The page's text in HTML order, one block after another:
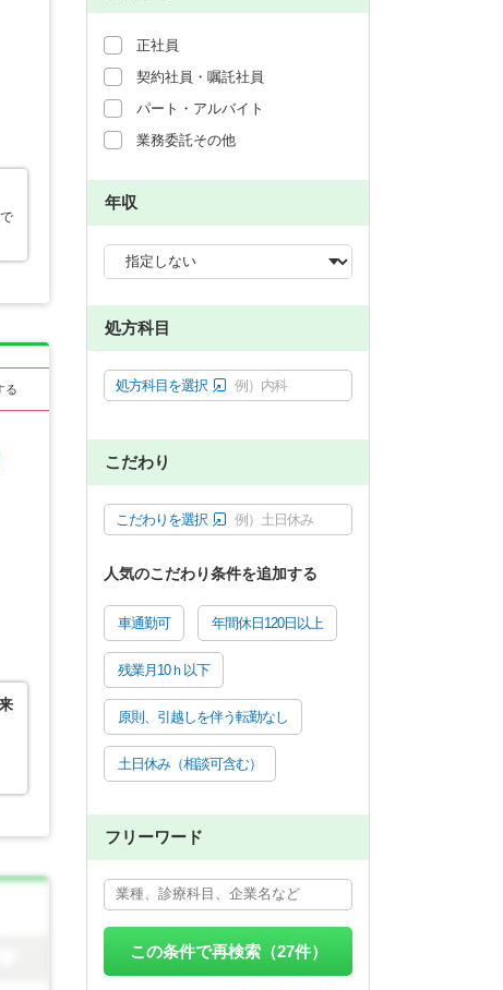
る
正社員
契約社員・嘱託社員
パート・アルバイト
業務委託その他
年収
処方科目
処方科目を選択 例）内科
こだわり
こだわりを選択 例）土日休み
人気のこだわり条件を追加する
車通勤可 年間休日120日以上
残業月10ｈ以下
原則、引越しを伴う転勤なし
土日休み（相談可含む）
フリーワード
この条件で再検索（27件）